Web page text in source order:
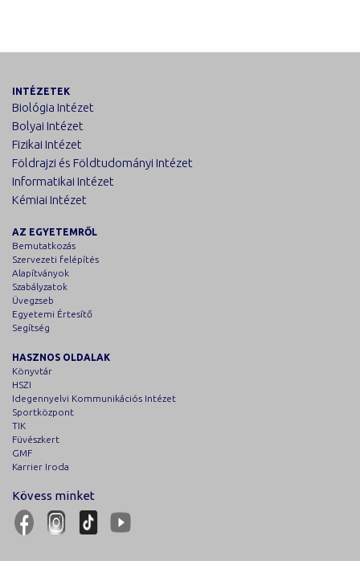
INTÉZETEK
Biológia Intézet
Bolyai Intézet
Fizikai Intézet
Földrajzi és Földtudományi Intézet
Informatikai Intézet
Kémiai Intézet
AZ EGYETEMRŐL
Bemutatkozás
Szervezeti felépítés
Alapítványok
Szabályzatok
Üvegzseb
Egyetemi Értesítő
Segítség
HASZNOS OLDALAK
Könyvtár
HSZI
Idegennyelvi Kommunikációs Intézet
Sportközpont
TIK
Füvészkert
GMF
Karrier Iroda
Kövess minket